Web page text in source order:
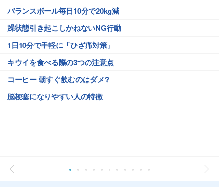
バランスボール毎日10分で20kg減
躁状態引き起こしかねないNG行動
1日10分で手軽に「ひざ痛対策」
キウイを食べる際の3つの注意点
コーヒー 朝すぐ飲むのはダメ?
脳梗塞になりやすい人の特徴